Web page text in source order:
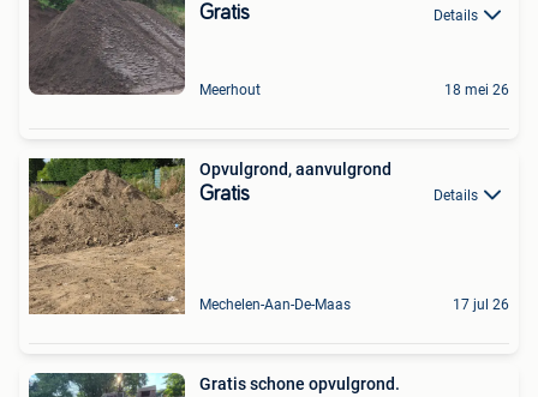
Gratis Details
Meerhout 18 mei 26
Opvulgrond, aanvulgrond
Gratis Details
Mechelen-Aan-De-Maas 17 jul 26
Gratis schone opvulgrond.